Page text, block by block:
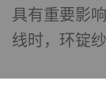
具有重要影
线时，环锭